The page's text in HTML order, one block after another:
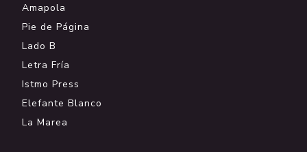
Amapola
Pie de Página
Lado B
Letra Fría
Istmo Press
Elefante Blanco
La Marea